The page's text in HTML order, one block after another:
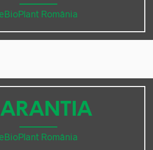
eBioPlant România
eBioPlant România